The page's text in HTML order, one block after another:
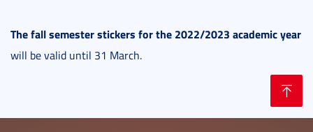
The fall semester stickers for the 2022/2023 academic year
will be valid until 31 March.